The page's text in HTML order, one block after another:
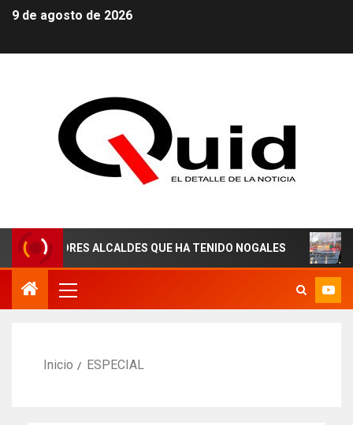
9 de agosto de 2026
ALCALDES QUE HA TENIDO NOGALES ¡AGUAS
Inicio ESPECIAL